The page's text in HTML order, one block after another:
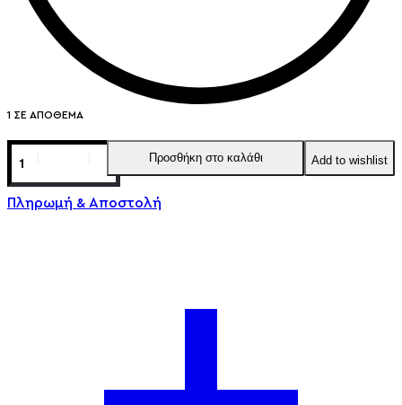
1 ΣΕ ΑΠΌΘΕΜΑ
Προσθήκη στο καλάθι Add to wishlist
Πληρωμή & Αποστολή